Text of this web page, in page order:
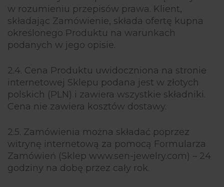
w rozumieniu przepisów prawa. Klient,
składając Zamówienie, składa ofertę kupna
określonego Produktu na warunkach
podanych w jego opisie.
2.4. Cena Produktu uwidoczniona na stronie
internetowej Sklepu podana jest w złotych
polskich (PLN) i zawiera wszystkie składniki.
Cena nie zawiera kosztów dostawy.
2.5. Zamówienia można składać poprzez
witrynę internetową za pomocą Formularza
Zamówień (Sklep www.sen-jewelry.com) – 24
godziny na dobę przez cały rok.